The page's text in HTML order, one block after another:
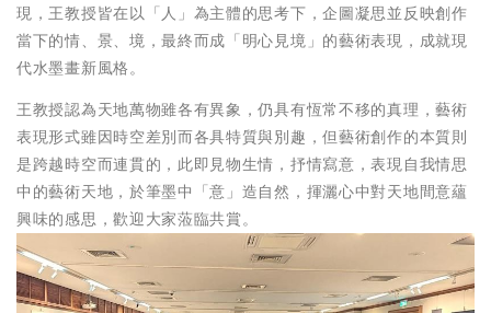
現，王教授皆在以「人」為主體的思考下，企圖凝思並反映創作
當下的情、景、境，最終而成「明心見境」的藝術表現，成就現
代水墨畫新風格。
王教授認為天地萬物雖各有異象，仍具有恆常不移的真理，藝術
表現形式雖因時空差別而各具特質與別趣，但藝術創作的本質則
是跨越時空而連貫的，此即見物生情，抒情寫意，表現自我情思
中的藝術天地，於筆墨中「意」造自然，揮灑心中對天地間意蘊
興味的感思，歡迎大家蒞臨共賞。